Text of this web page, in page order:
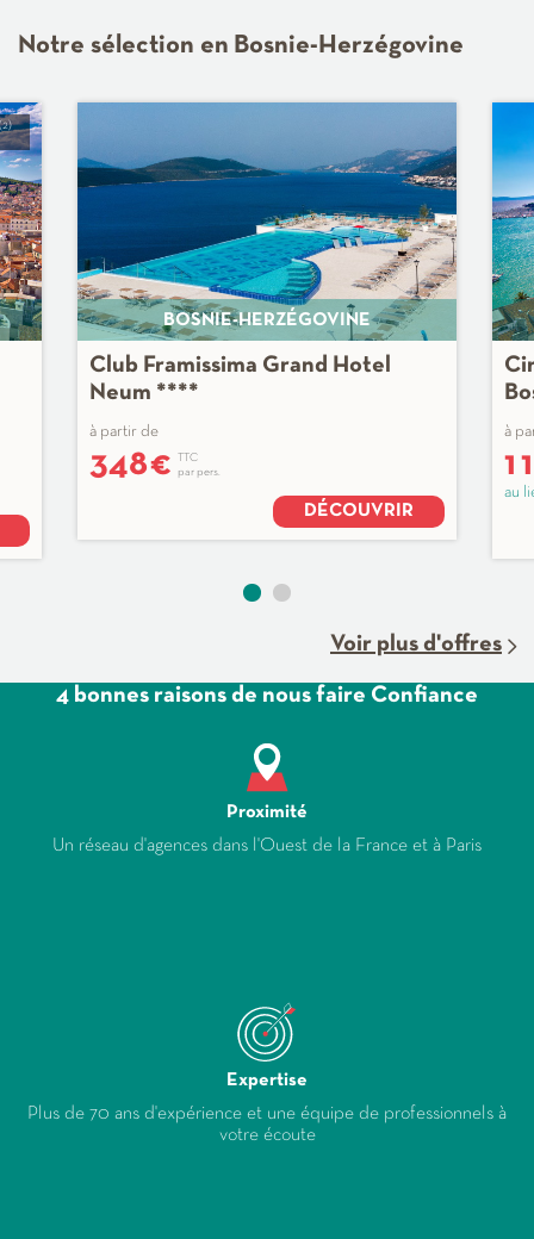
Notre sélection en Bosnie-Herzégovine
(2)
BOSNIE-HERZÉGOVINE
Club Framissima Grand Hotel
Neum ****
à partir de
348€
TTC
par pers.
DÉCOUVRIR
à
1
au
Voir plus d'offres
4 bonnes raisons de nous faire Confiance
Proximité
Un réseau d'agences dans l'Ouest de la France et à Paris
Expertise
Plus de 70 ans d'expérience et une équipe de professionnels à
votre écoute